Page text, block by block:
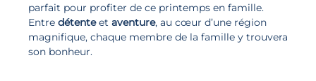
parfait pour profiter de ce printemps en famille.
Entre détenteet aventure, au cœur d’une région
magnifique, chaque membre de la famille y trouvera
son bonheur.